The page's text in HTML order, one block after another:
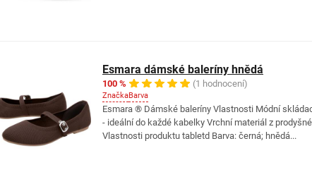
Esmara dámské baleríny hnědá
100 % (1 hodnocení)
ZnačkaBarva
Esmara ® Dámské baleríny Vlastnosti Módní
- ideální do každé kabelky Vrchní materiál z
Vlastnosti produktu tabletd Barva: černá; hnědá...